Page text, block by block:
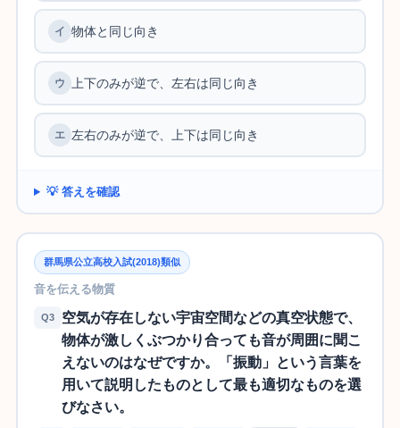
物体と同じ向き
上下のみが逆で、左右は同じ向き
左右のみが逆で、上下は同じ向き
💡 答えを確認
群馬県公立高校入試(2018)類似
音を伝える物質
Q3
空気が存在しない宇宙空間などの真空状態で、
物体が激しくぶつかり合っても音が周囲に聞こ
えないのはなぜですか。「振動」という言葉を
用いて説明したものとして最も適切なものを選
びなさい。